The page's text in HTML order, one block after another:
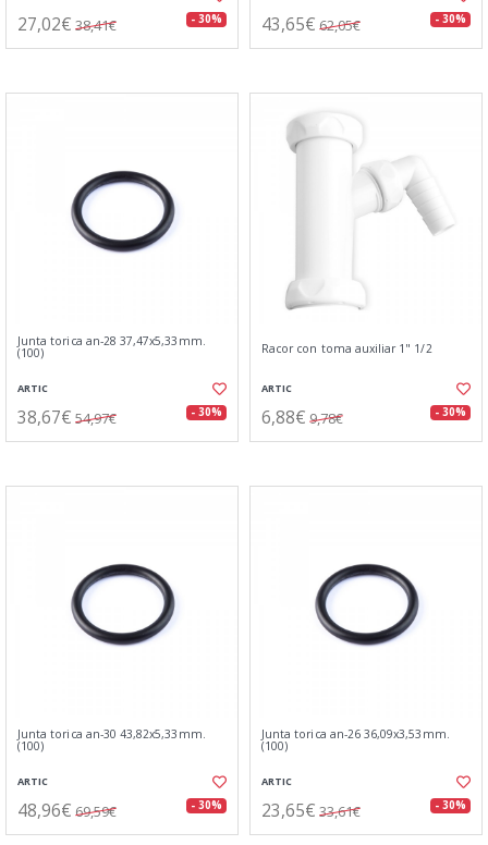
27,02€ 38,41€ - 30% 43,65€ 62,05€ - 30%
Junta torica an-28 37,47x5,33mm.
(100)
ARTIC
38,67€ 54,97€ - 30%
Racor con toma auxiliar 1" 1/2
ARTIC
6,88€ 9,78€ - 30%
Junta torica an-30 43,82x5,33mm.
(100)
ARTIC
48,96€ 69,59€ - 30%
Junta torica an-26 36,09x3,53mm.
(100)
ARTIC
23,65€ 33,61€ - 30%